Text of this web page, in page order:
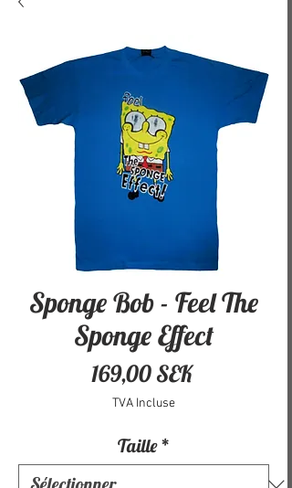
Sponge Bob - Feel The
Sponge Effect
169,00 SEKPrix
TVA Incluse
Taille *